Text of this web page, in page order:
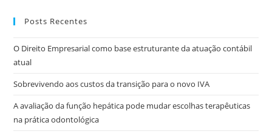
Posts Recentes
O Direito Empresarial como base estruturante da atuação contábil
atual
Sobrevivendo aos custos da transição para o novo IVA
A avaliação da função hepática pode mudar escolhas terapêuticas
na prática odontológica